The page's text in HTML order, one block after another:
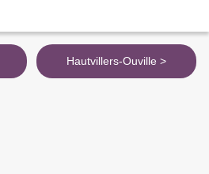
Hautvillers-Ouville >